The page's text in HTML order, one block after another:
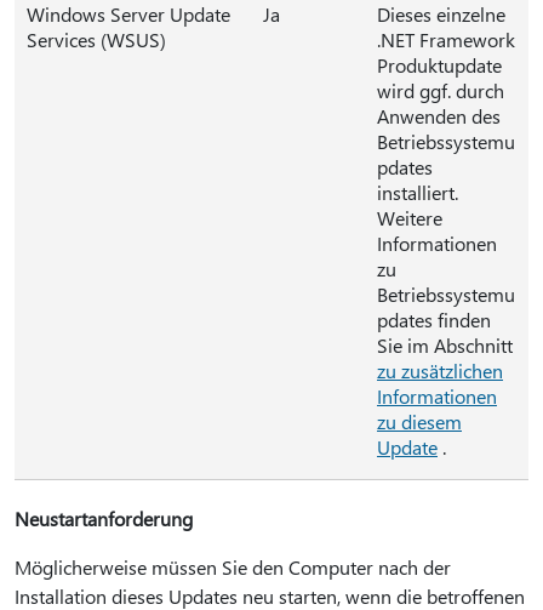
Windows Server Update
Services (WSUS)
Ja
Dieses einzelne
.NET Framework
Produktupdate
wird ggf. durch
Anwenden des
Betriebssystemu
pdates
installiert.
Weitere
Informationen
zu
Betriebssystemu
pdates finden
Sie im Abschnitt
zu zusätzlichen
Informationen
zu diesem
Update .
Neustartanforderung
Möglicherweise müssen Sie den Computer nach der
Installation dieses Updates neu starten, wenn die betroffenen